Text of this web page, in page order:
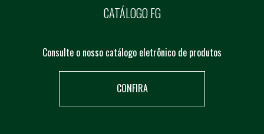
CATÁLOGO FG
Consulte o nosso catálogo eletrônico de produtos
CONFIRA